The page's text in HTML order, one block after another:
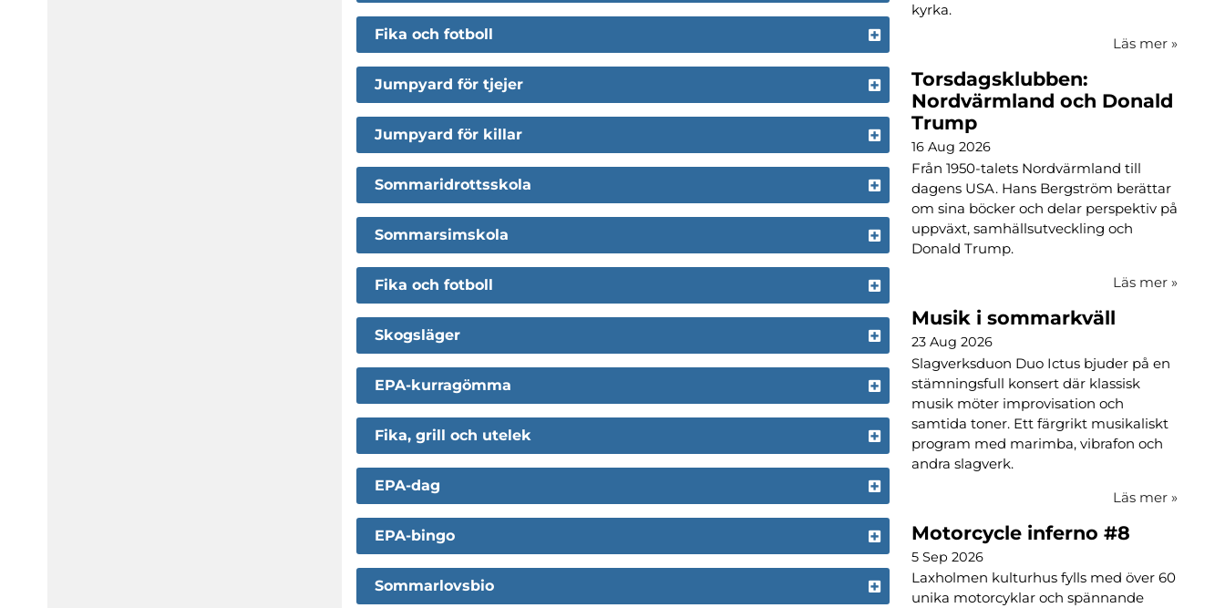
Fika och fotboll
Jumpyard för tjejer
Jumpyard för killar
Sommaridrottsskola
Sommarsimskola
Fika och fotboll
Skogsläger
EPA-kurragömma
Fika, grill och utelek
EPA-dag
EPA-bingo
Sommarlovsbio
kyrka.
Läs mer »
Torsdagsklubben:
Nordvärmland och Donald
Trump
16 Aug 2026
Från 1950-talets Nordvärmland till
dagens USA. Hans Bergström berättar
om sina böcker och delar perspektiv på
uppväxt, samhällsutveckling och
Donald Trump.
Läs mer »
Musik i sommarkväll
23 Aug 2026
Slagverksduon Duo Ictus bjuder på en
stämningsfull konsert där klassisk
musik möter improvisation och
samtida toner. Ett färgrikt musikaliskt
program med marimba, vibrafon och
andra slagverk.
Läs mer »
Motorcycle inferno #8
5 Sep 2026
Laxholmen kulturhus fylls med över 60
unika motorcyklar och spännande